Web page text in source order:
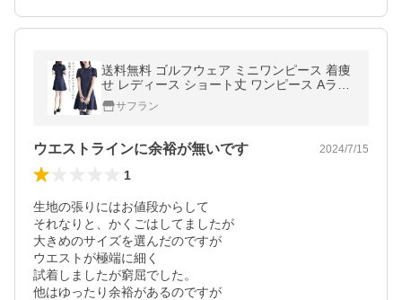
送料無料 ゴルフウェア ミニワンピース 着痩
せ レディース ショート丈 ワンピース Aライ
ン ポロシャツ スポーツワンピース 夏 おしゃ
れ モノトー
サフラン
ウエストラインに余裕が無いです 2024/7/15
1
生地の張りにはお値段からして
それなりと、かくごはしてましたが
大きめのサイズを選んだのですが
ウエストが極端に細く
試着しましたが窮屈でした。
他はゆったり余裕があるのですが